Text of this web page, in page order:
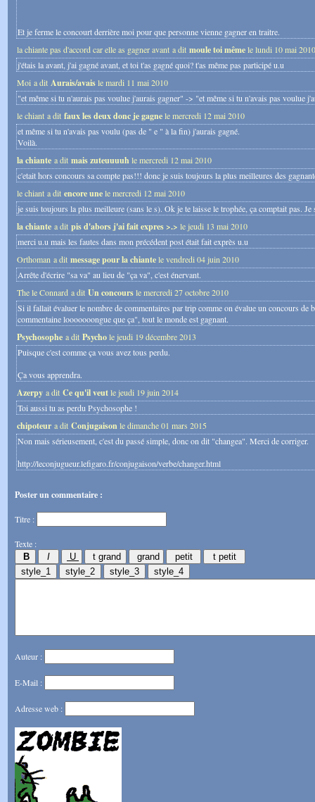
Et je ferme le concourt derrière moi pour que personne vienne gagner en traitre.
la chiante pas d'accord car elle as gagner avant a dit moule toi mêmele lundi 10 mai 2010
j'étais la avant, j'ai gagné avant, et toi t'as gagné quoi? t'as même pas participé u.u
Moi a dit Aurais/avaisle mardi 11 mai 2010
"et même si tu n'aurais pas voulue j'aurais gagner" -> "et même si tu n'avais pas voulue
le chiant a dit faux les deux donc je gagnele mercredi 12 mai 2010
et même si tu n'avais pas voulu (pas de " e " à la fin) j'aurais gagné.
Voilà.
la chiante a dit mais zuteuuuuh le mercredi 12 mai 2010
c'etait hors concours sa compte pas!!! donc je suis toujours la plus meilleures des
le chiant a dit encore unele mercredi 12 mai 2010
je suis toujours la plus meilleure (sans le s). Ok je te laisse le trophée, ça comptait pas.
la chiante a dit pis d'abors j'ai fait expres >.> le jeudi 13 mai 2010
merci u.u mais les fautes dans mon précédent post était fait exprès u.u
Orthoman a dit message pour la chiantele vendredi 04 juin 2010
Arrête d'écrire "sa va" au lieu de "ça va", c'est énervant.
The le Connard a dit Un concoursle mercredi 27 octobre 2010
Si il fallait évaluer le nombre de commentaires par trip comme on évalue un concours de
commentaine looooooongue que ça", tout le monde est gagnant.
Psychosophe a dit Psychole jeudi 19 décembre 2013
Puisque c'est comme ça vous avez tous perdu.
Ça vous apprendra.
Azerpy a dit Ce qu'il veutle jeudi 19 juin 2014
Toi aussi tu as perdu Psychosophe !
chipoteur a dit Conjugaisonle dimanche 01 mars 2015
Non mais sérieusement, c'est du passé simple, donc on dit "changea". Merci de corriger.
http://leconjugueur.lefigaro.fr/conjugaison/verbe/changer.html
Poster un commentaire :
Titre :
Texte :
Auteur :
E-Mail :
Adresse web :